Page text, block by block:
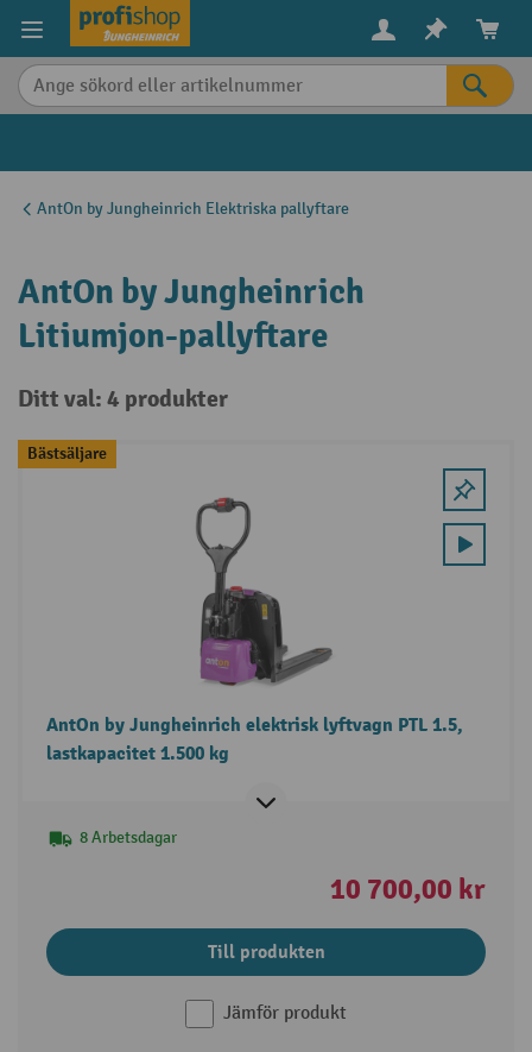
AntOn by Jungheinrich Elektriska pallyftare
AntOn by Jungheinrich
Litiumjon-pallyftare
Ditt val: 4 produkter
Bästsäljare
AntOn by Jungheinrich elektrisk lyftvagn PTL 1.5,
lastkapacitet 1.500 kg
8 Arbetsdagar
10 700,00 kr
Till produkten
Jämför produkt